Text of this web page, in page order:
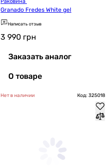
Granado Fredes White gel
Написать отзыв
3 990 грн
Заказать аналог
О товаре
Нет в наличии Код: 325018